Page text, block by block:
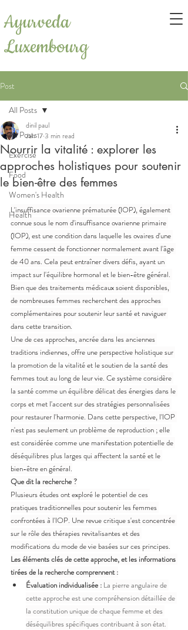
Ayurveda
Luxembourg
Post
All Posts
Exercise
Food
Women's Health
Health
All Posts
Nourrir la vitalité : explorer les
approches holistiques pour soutenir
le bien-être des femmes
dinil paul
Jan 173 min read
L'insuffisance ovarienne prématurée (IOP), également
connue sous le nom d'insuffisance ovarienne primaire
(IOP), est une condition dans laquelle les ovaires d'une
femme cessent de fonctionner normalement avant l'âge
de 40 ans. Cela peut entraîner divers défis, ayant un
impact sur l'équilibre hormonal et le bien-être général.
Bien que des traitements médicaux soient disponibles,
de nombreuses femmes recherchent des approches
complémentaires pour soutenir leur santé et naviguer
dans cette transition.
Une de ces approches, ancrée dans les anciennes
traditions indiennes, offre une perspective holistique sur
la promotion de la vitalité et le soutien de la santé des
femmes tout au long de leur vie. Ce système considère
la santé comme un équilibre délicat des énergies dans le
corps et met l'accent sur des stratégies personnalisées
pour restaurer l'harmonie. Dans cette perspective, l'IOP
n'est pas seulement un problème de reproduction ; elle
est considérée comme une manifestation potentielle de
déséquilibres plus larges qui affectent la santé et le
bien-être en général.
Que dit la recherche ?
Plusieurs études ont exploré le potentiel de ces
pratiques traditionnelles pour soutenir les femmes
confrontées à l'IOP. Une revue critique s'est concentrée
sur le rôle des thérapies revitalisantes et des
modifications du mode de vie basées sur ces principes.
Les éléments clés de cette approche, et les informations
tirées de la recherche comprennent :
Évaluation individualisée : La pierre angulaire de
cette approche est une compréhension détaillée de
la constitution unique de chaque femme et des
déséquilibres spécifiques contribuant à son état.